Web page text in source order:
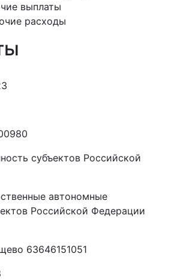
выплаты
расходы
субъектов Российской
автономные
Российской Федерации
63646151051